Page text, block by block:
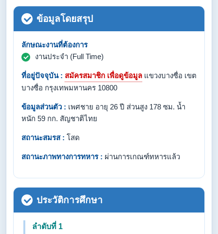
ข้อมูลโดยสรุป
ลักษณะงานที่ต้องการ
งานประจำ (Full Time)
ที่อยู่ปัจจุบัน : สมัครสมาชิก เพื่อดูข้อมูล แขวงบางซื่อ เขต
บางซื่อ กรุงเทพมหานคร 10800
ข้อมูลส่วนตัว : เพศชาย อายุ 26 ปี ส่วนสูง 178 ซม. น้ำ
หนัก 59 กก. สัญชาติไทย
สถานะสมรส : โสด
สถานะภาพทางการทหาร : ผ่านการเกณฑ์ทหารแล้ว
ประวัติการศึกษา
ลำดับที่ 1